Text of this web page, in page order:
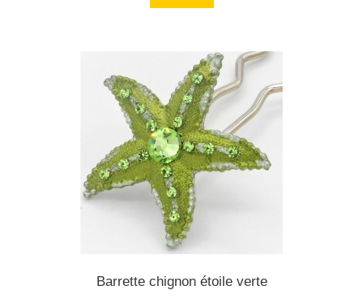
Barrette chignon étoile verte